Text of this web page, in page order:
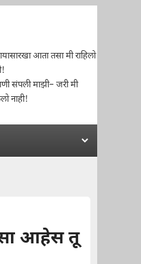
आता तसा मी राहिलो
संपली माझी– जरी मी
नाही!
आहेस तू